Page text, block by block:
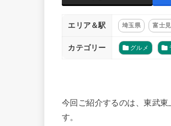
エリア＆駅 埼玉県 富士
カテゴリー グルメ
今回ご紹介するのは、東武
す。